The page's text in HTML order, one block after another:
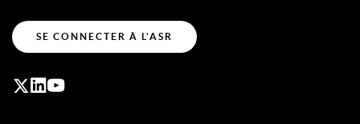
SE CONNECTER À L'ASR